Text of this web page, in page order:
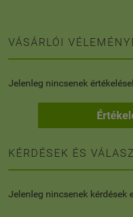
VÁSÁRLÓI
Jelenleg nincsenek
KÉRDÉSEK ÉS
Jelenleg nincsenek kérdések